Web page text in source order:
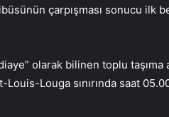
çarpışması sonucu ilk
olarak bilinen toplu taşıma
Louga sınırında saat